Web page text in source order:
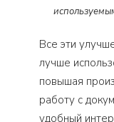
Все эти
лучше
повышая
работу с
удобный